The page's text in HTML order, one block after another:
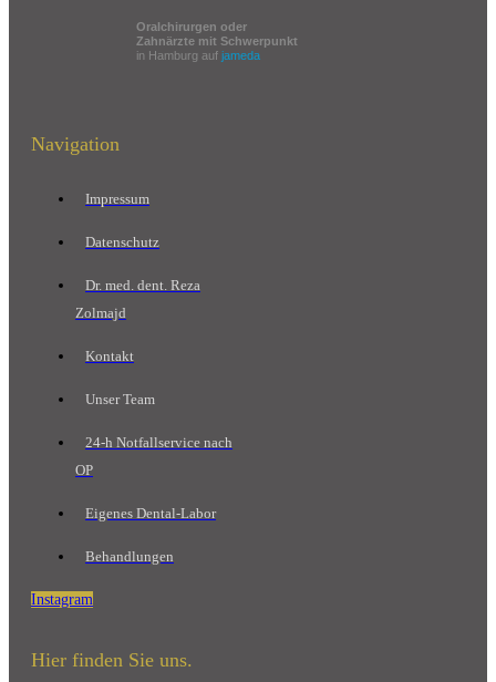
Oralchirurgen oder
Zahnärzte mit Schwerpunkt
in Hamburg auf jameda
Navigation
Impressum
Datenschutz
Dr. med. dent. Reza
Zolmajd
Kontakt
Unser Team
24-h Notfallservice nach
OP
Eigenes Dental-Labor
Behandlungen
Instagram
Hier finden Sie uns.